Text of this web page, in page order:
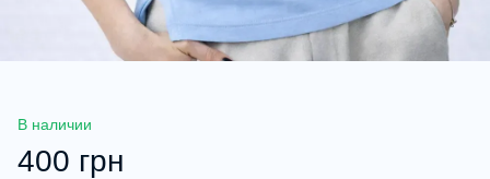
В наличии
400 грн